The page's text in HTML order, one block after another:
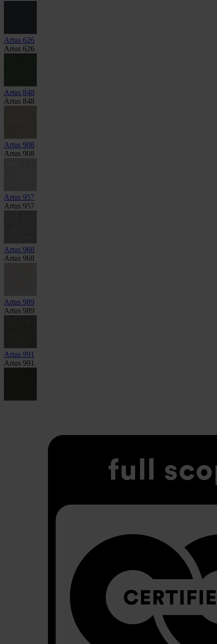
Artus 626
Artus 626
Artus 848
Artus 848
Artus 908
Artus 908
Artus 957
Artus 957
Artus 968
Artus 968
Artus 989
Artus 989
Artus 991
Artus 991